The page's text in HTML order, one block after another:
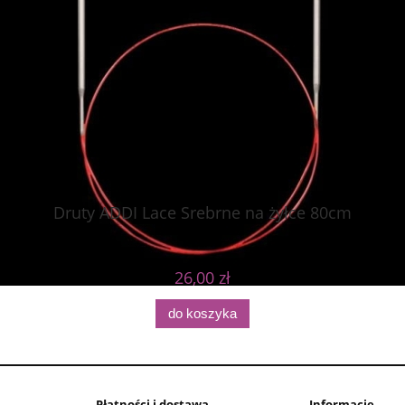
Druty ADDI Lace Srebrne na żyłce 80cm
26,00 zł
do koszyka